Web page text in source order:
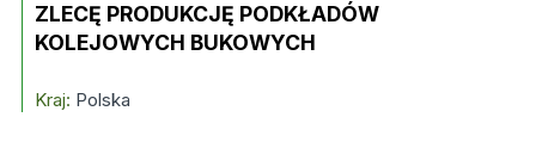
ZLECĘ PRODUKCJĘ PODKŁADÓW
KOLEJOWYCH BUKOWYCH
Kraj: Polska